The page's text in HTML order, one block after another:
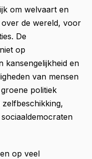
om welvaart en
de wereld, voor
De
op
kansengelijkheid en
van mensen
politiek
op veel